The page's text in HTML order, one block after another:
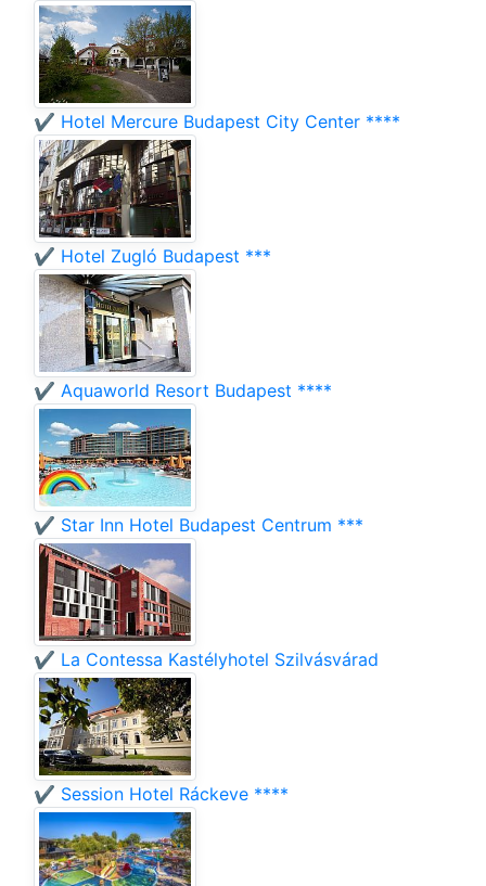
✔️ Hotel Mercure Budapest City Center ****
✔️ Hotel Zugló Budapest ***
✔️ Aquaworld Resort Budapest ****
✔️ Star Inn Hotel Budapest Centrum ***
✔️ La Contessa Kastélyhotel Szilvásvárad
✔️ Session Hotel Ráckeve ****